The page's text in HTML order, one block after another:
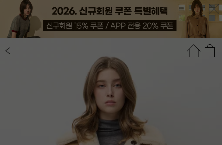
상품정보 추천상품